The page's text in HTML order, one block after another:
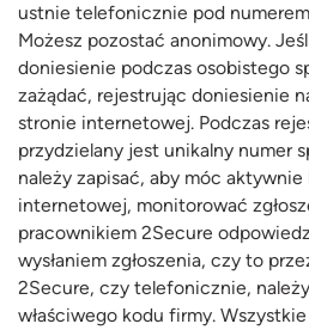
ustnie telefonicznie pod
Możesz pozostać anonimowy.
doniesienie podczas osobistego
zażądać, rejestrując doniesienie
stronie internetowej. Podczas
przydzielany jest unikalny numer
należy zapisać, aby móc
internetowej, monitorować
pracownikiem 2Secure
wysłaniem zgłoszenia, czy to
2Secure, czy telefonicznie,
właściwego kodu firmy.